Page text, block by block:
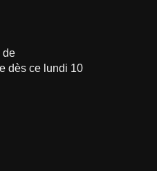
de
dès ce lundi 10